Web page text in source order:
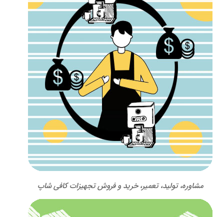
مشاوره، تولید، تعمیر، خرید و فروش تجهیزات کافی شاپ